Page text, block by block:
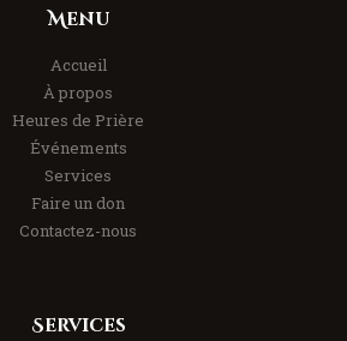
Menu
Accueil
À propos
Heures de Prière
Événements
Services
Faire un don
Contactez-nous
Services